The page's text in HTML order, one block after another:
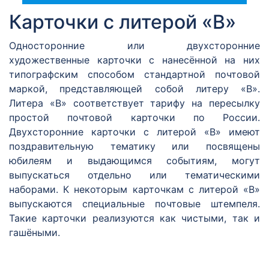
Карточки с литерой «В»
Односторонние или двухсторонние
художественные карточки с нанесённой на них
типографским способом стандартной почтовой
маркой, представляющей собой литеру «В».
Литера «В» соответствует тарифу на пересылку
простой почтовой карточки по России.
Двухсторонние карточки с литерой «В» имеют
поздравительную тематику или посвящены
юбилеям и выдающимся событиям, могут
выпускаться отдельно или тематическими
наборами. К некоторым карточкам с литерой «В»
выпускаются специальные почтовые штемпеля.
Такие карточки реализуются как чистыми, так и
гашёными.